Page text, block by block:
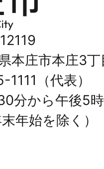
庄市本庄3丁
（代表）
分から午後5
年始を除く）